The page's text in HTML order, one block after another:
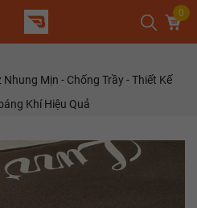
0
Mịn - Chống Trầy - Thiết Kế
Khí Hiệu Quả